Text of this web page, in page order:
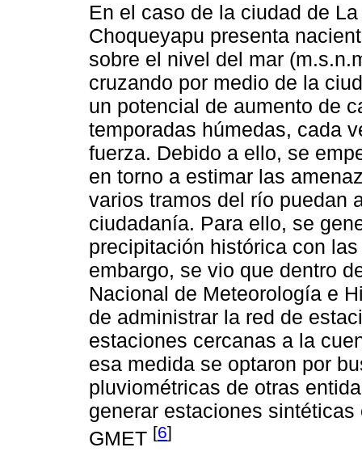
En el caso de la ciudad de
Choqueyapu presenta
sobre el nivel del mar
cruzando por medio de la
un potencial de aumento de
temporadas húmedas, cada
fuerza. Debido a ello, se
en torno a estimar las
varios tramos del río puedan
ciudadanía. Para ello, se
precipitación histórica con
embargo, se vio que dentro
Nacional de Meteorología e
de administrar la red de
estaciones cercanas a la
esa medida se optaron por
pluviométricas de otras
generar estaciones
GMET [6]